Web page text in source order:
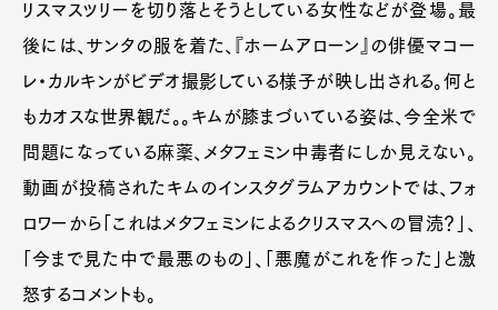
リスマスツリーを切り落とそうとしている女性などが登場。最
後には、サンタの服を着た、『ホームアローン』の俳優マコー
レ・カルキンがビデオ撮影している様子が映し出される。何と
もカオスな世界観だ。。キムが膝まづいている姿は、今全米で
問題になっている麻薬、メタフェミン中毒者にしか見えない。
動画が投稿されたキムのインスタグラムアカウントでは、フォ
ロワーから「これはメタフェミンによるクリスマスへの冒涜？」、
「今まで見た中で最悪のもの」、「悪魔がこれを作った」と激
怒するコメントも。